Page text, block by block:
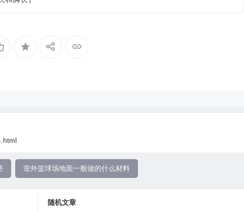
室外篮球场地面一般做的什么材料
随机文章